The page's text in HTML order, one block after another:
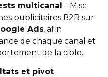
multicanal – Mise
publicitaires B2B sur
Ads, afin
de chaque canal et
de la cible.
et pivot